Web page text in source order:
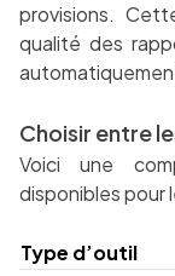
provisions.
qualité des
Choisir entre
Voici une
disponibles pour
Type d’outil